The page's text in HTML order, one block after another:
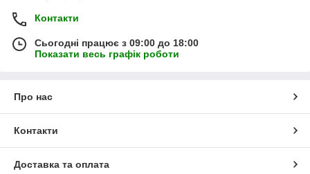
Контакти
Сьогодні працює з 09:00 до 18:00
Показати весь графік роботи
Про нас
Контакти
Доставка та оплата